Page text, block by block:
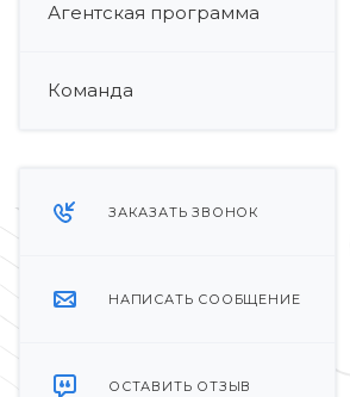
Агентская программа
Команда
ЗАКАЗАТЬ ЗВОНОК
НАПИСАТЬ СООБЩЕНИЕ
ОСТАВИТЬ ОТЗЫВ